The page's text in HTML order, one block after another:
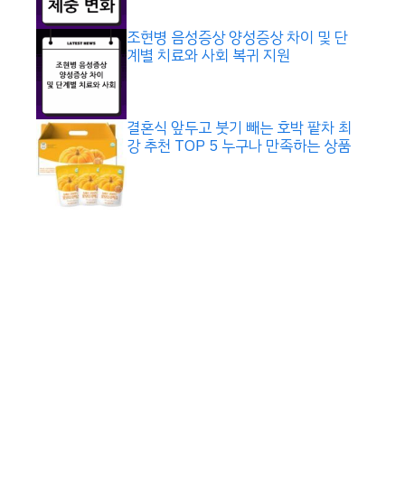
조현병 음성증상 양성증상 차이 및 단
계별 치료와 사회 복귀 지원
결혼식 앞두고 붓기 빼는 호박 팥차 최
강 추천 TOP 5 누구나 만족하는 상품